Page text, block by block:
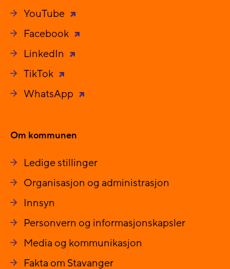
YouTube
Facebook
LinkedIn
TikTok
WhatsApp
Om kommunen
Ledige stillinger
Organisasjon og administrasjon
Innsyn
Personvern og informasjonskapsler
Media og kommunikasjon
Fakta om Stavanger